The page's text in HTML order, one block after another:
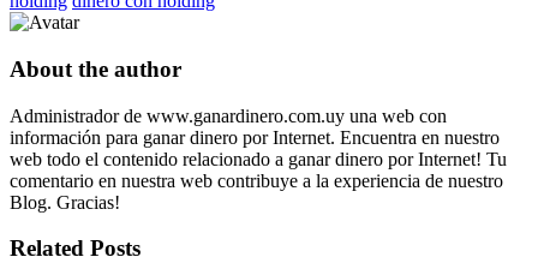
About the author
Administrador de www.ganardinero.com.uy una web con
información para ganar dinero por Internet. Encuentra en nuestro
web todo el contenido relacionado a ganar dinero por Internet! Tu
comentario en nuestra web contribuye a la experiencia de nuestro
Blog. Gracias!
Related Posts